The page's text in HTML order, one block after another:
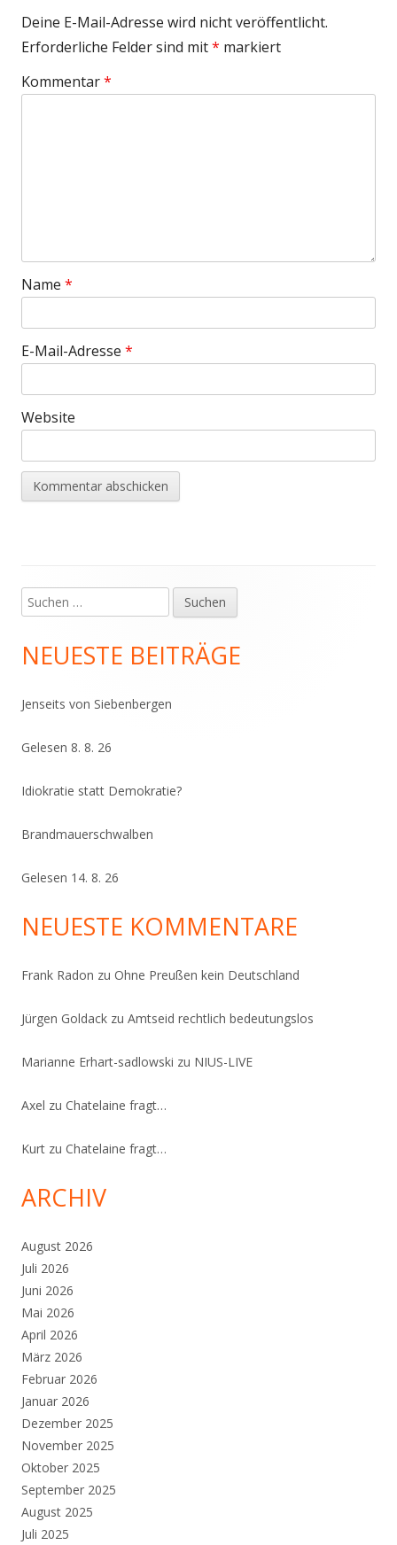
Deine E-Mail-Adresse wird nicht veröffentlicht.
Erforderliche Felder sind mit* markiert
Kommentar*
Name *
E-Mail-Adresse *
Website
Haupt-
Seitenleiste
Suchen
nach:
NEUESTE BEITRÄGE
Jenseits von Siebenbergen
Gelesen 8. 8. 26
Idiokratie statt Demokratie?
Brandmauerschwalben
Gelesen 14. 8. 26
NEUESTE KOMMENTARE
Frank Radon zu Ohne Preußen kein Deutschland
Jürgen Goldack zu Amtseid rechtlich bedeutungslos
Marianne Erhart-sadlowski zu NIUS-LIVE
Axel zu Chatelaine fragt…
Kurt zu Chatelaine fragt…
ARCHIV
August 2026
Juli 2026
Juni 2026
Mai 2026
April 2026
März 2026
Februar 2026
Januar 2026
Dezember 2025
November 2025
Oktober 2025
September 2025
August 2025
Juli 2025